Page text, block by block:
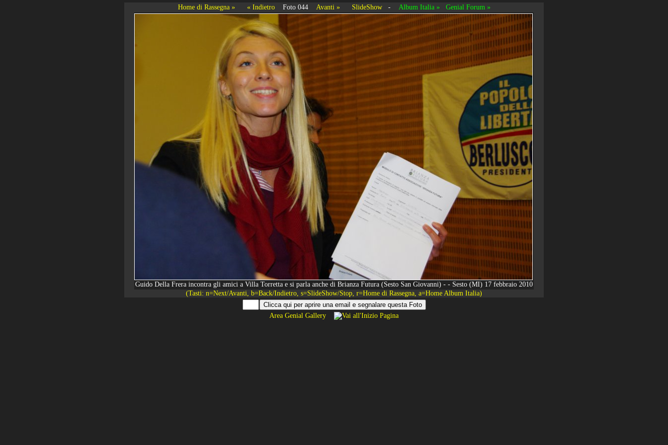
Home di Rassegna » « Indietro Foto 044 Avanti » SlideShow- Album Italia » Genial Forum »
Guido Della Frera incontra gli amici a Villa Torretta e si parla anche di Brianza Futura (Sesto San Giovanni) - - Sesto (MI) 17 febbraio 2010
(Tasti: n=Next/Avanti, b=Back/Indietro, s=SlideShow/Stop, r=Home di Rassegna, a=Home Album Italia)
Area Genial Gallery